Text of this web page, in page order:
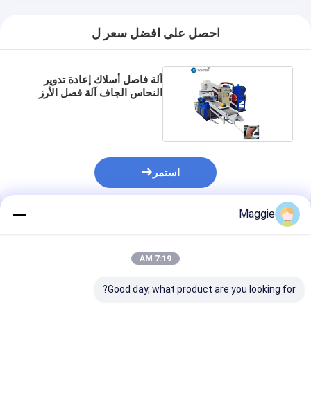
احصل على افضل سعر ل
آلة فاصل أسلاك إعادة تدوير
النحاس الجاف آلة فصل الأرز
استمر
المنتجات الموصى بها
Maggie
7:19 AM
Good day, what product are you looking for?